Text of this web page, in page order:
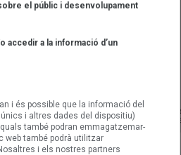
el públic i desenvolupament
accedir a la informació d’un
i és possible que la informació del
i altres dades del dispositiu)
també podran emmagatzemar-
web també podrà utilitzar
i els nostres partners